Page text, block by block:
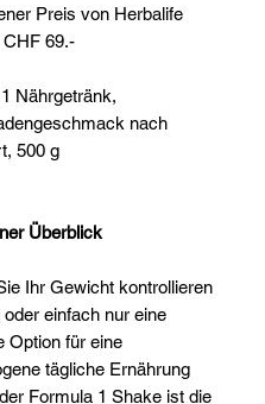
Preis von Herbalife
69.-
Nährgetränk,
nach
500 g
Überblick
Ihr Gewicht kontrollieren
einfach nur eine
Option für eine
tägliche Ernährung
Formula 1 Shake ist die